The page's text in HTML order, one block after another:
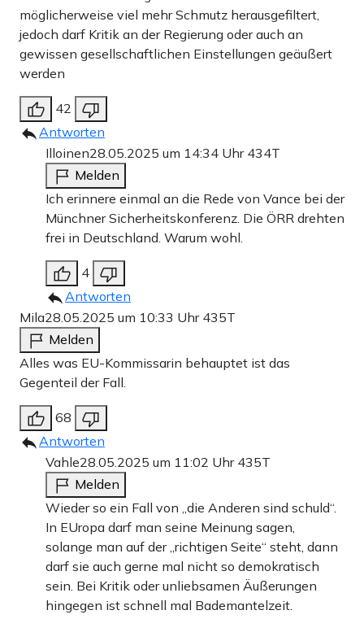
möglicherweise viel mehr Schmutz herausgefiltert,
jedoch darf Kritik an der Regierung oder auch an
gewissen gesellschaftlichen Einstellungen geäußert
werden
42
Antworten
Illoinen28.05.2025 um 14:34 Uhr 434T
Melden
Ich erinnere einmal an die Rede von Vance bei der
Münchner Sicherheitskonferenz. Die ÖRR drehten
frei in Deutschland. Warum wohl.
4
Antworten
Mila28.05.2025 um 10:33 Uhr 435T
Melden
Alles was EU-Kommissarin behauptet ist das
Gegenteil der Fall.
68
Antworten
Vahle28.05.2025 um 11:02 Uhr 435T
Melden
Wieder so ein Fall von „die Anderen sind schuld“.
In EUropa darf man seine Meinung sagen,
solange man auf der „richtigen Seite“ steht, dann
darf sie auch gerne mal nicht so demokratisch
sein. Bei Kritik oder unliebsamen Äußerungen
hingegen ist schnell mal Bademantelzeit.